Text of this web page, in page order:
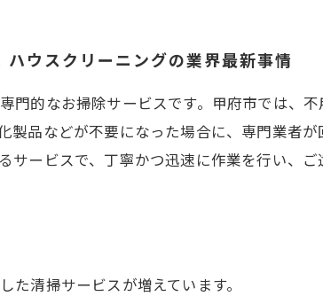
ウスクリーニングの業界最新事情
門的なお掃除サービスです。甲府市では、
製品などが不要になった場合に、専門業者
ービスで、丁寧かつ迅速に作業を行い、ご
清掃サービスが増えています。